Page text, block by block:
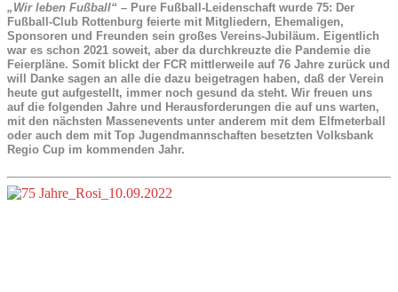
„Wir leben Fußball“ – Pure Fußball-Leidenschaft wurde 75: Der
Fußball-Club Rottenburg feierte mit Mitgliedern, Ehemaligen,
Sponsoren und Freunden sein großes Vereins-Jubiläum. Eigentlich
war es schon 2021 soweit, aber da durchkreuzte die Pandemie die
Feierpläne. Somit blickt der FCR mittlerweile auf 76 Jahre zurück und
will Danke sagen an alle die dazu beigetragen haben, daß der Verein
heute gut aufgestellt, immer noch gesund da steht. Wir freuen uns
auf die folgenden Jahre und Herausforderungen die auf uns warten,
mit den nächsten Massenevents unter anderem mit dem Elfmeterball
oder auch dem mit Top Jugendmannschaften besetzten Volksbank
Regio Cup im kommenden Jahr.